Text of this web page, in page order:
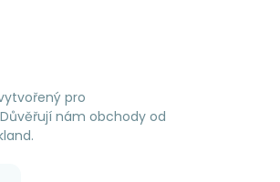
pro
nám obchody od